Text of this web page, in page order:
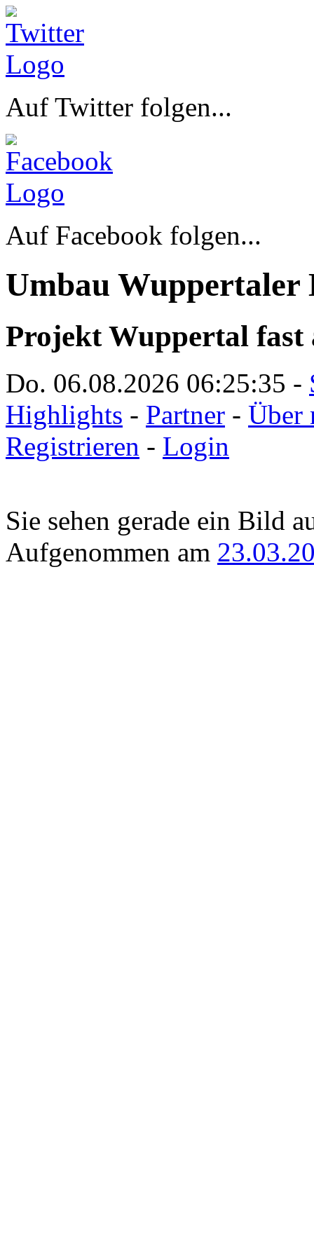
Auf Twitter folgen...
Auf Facebook folgen...
Umbau Wuppertaler
Projekt Wuppertal fast
Do. 06.08.2026 06:25:35 -
Highlights - Partner - Über
Registrieren - Login
Sie sehen gerade ein Bild
Aufgenommen am